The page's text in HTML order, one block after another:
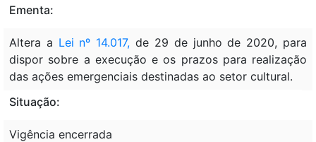
Ementa:
Altera a Lei nº 14.017, de 29 de junho de 2020, para
dispor sobre a execução e os prazos para realização
das ações emergenciais destinadas ao setor cultural.
Situação:
Vigência encerrada